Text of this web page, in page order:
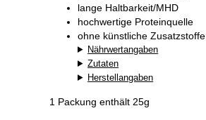
lange Haltbarkeit/MHD
hochwertige Proteinquelle
ohne künstliche Zusatzstoffe
Nährwertangaben
Zutaten
Herstellangaben
1 Packung enthält 25g